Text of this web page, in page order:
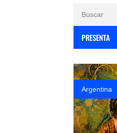
PRESENTA
Argentina